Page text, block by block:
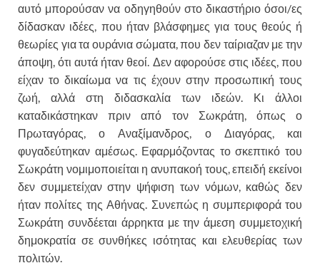
αυτό μπορούσαν να οδηγηθούν στο δικαστήριο όσοι/ες
δίδασκαν ιδέες, που ήταν βλάσφημες για τους θεούς ή
θεωρίες για τα ουράνια σώματα, που δεν ταίριαζαν με την
άποψη, ότι αυτά ήταν θεοί. Δεν αφορούσε στις ιδέες, που
είχαν το δικαίωμα να τις έχουν στην προσωπική τους
ζωή, αλλά στη διδασκαλία των ιδεών. Κι άλλοι
καταδικάστηκαν πριν από τον Σωκράτη, όπως ο
Πρωταγόρας, ο Αναξίμανδρος, ο Διαγόρας, και
φυγαδεύτηκαν αμέσως. Εφαρμόζοντας το σκεπτικό του
Σωκράτη νομιμοποιείται η ανυπακοή τους, επειδή εκείνοι
δεν συμμετείχαν στην ψήφιση των νόμων, καθώς δεν
ήταν πολίτες της Αθήνας. Συνεπώς η συμπεριφορά του
Σωκράτη συνδέεται άρρηκτα με την άμεση συμμετοχική
δημοκρατία σε συνθήκες ισότητας και ελευθερίας των
πολιτών.